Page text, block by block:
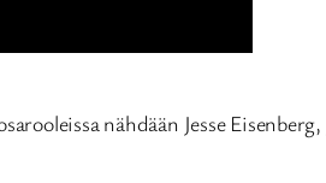
nähdään Jesse